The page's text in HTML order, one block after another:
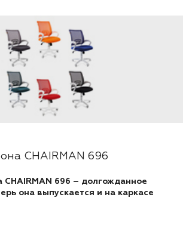
CHAIRMAN 696
CHAIRMAN 696 – долгожданное
она выпускается и на каркасе